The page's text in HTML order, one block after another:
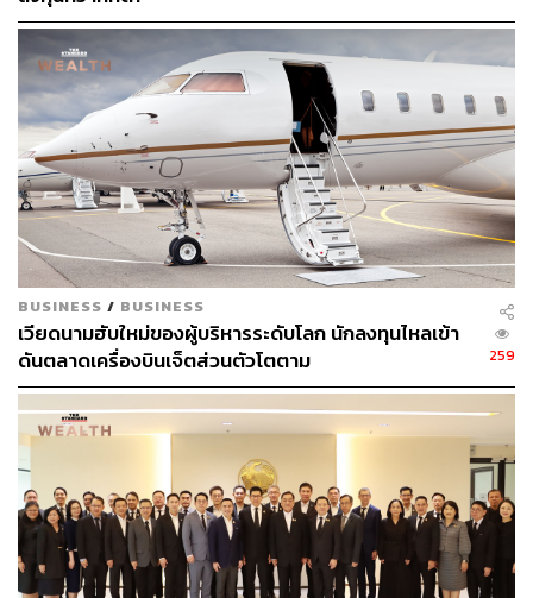
อื่นๆ ซึ่งเขาไม่ได้ซื้อบ้านจนกระทั่งมีเงินสดที่สามารถซื้อได้
4. กระแสเงินสดจากอสังหา คือสิ่งที่ช่วยปกป้องและ
สร้างเงินให้เติบโต
ในมุมกลับกัน กระแสเงินสดจากอสังหาริมทรัพย์ เช่น
อสังหาริมทรัพย์เพื่อการค้าซึ่งสร้างรายได้จากค่าเช่าราย
เดือน หรือสิทธิประโยชน์ทางภาษีและค่าบำรุงรักษา ล้วนเป็น
ทางเลือกที่ดีเพื่อสร้างเงินให้พอกพูน
คุณสามารถสร้าง Passive Income จากการเป็นเจ้าของอสัง
หาเชิงพาณิชย์ ซึ่งเป็นสิ่งที่ง่ายกว่ามากที่จะขายที่อยู่อาศัย
เพราะการขายที่อยู่อาศัย คุณต้องมองหาผู้ซื้อที่ต้องการลง
หลักปักฐานในบริเวณนี้ เมื่อคุณขายอสังหาเชิงพาณิชย์ คุณ
แค่ต้องหาผู้ซื้อที่ต้องการได้กำไร
5. มหาเศรษฐีมักจะซื้อล็อตใหญ่
มหาเศรษฐีมักต้องการจ่ายเงินเพื่อซื้อในราคาที่ดีกว่า และ
ประหยัดเวลาในการทำกิจกรรมเดิมที่ไร้ประโยชน์
BUSINESS / BUSINESS
เวียดนามฮับใหม่ของผู้บริหารระดับโลก นักลงทุนไหลเข้า
ดันตลาดเครื่องบินเจ็ตส่วนตัวโตตาม
259